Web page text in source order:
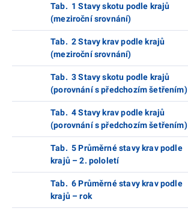
Tab. 1 Stavy skotu podle krajů
(meziroční srovnání)
Tab. 2 Stavy krav podle krajů
(meziroční srovnání)
Tab. 3 Stavy skotu podle krajů
(porovnání s předchozím šetřením)
Tab. 4 Stavy krav podle krajů
(porovnání s předchozím šetřením)
Tab. 5 Průměrné stavy krav podle
krajů – 2. pololetí
Tab. 6 Průměrné stavy krav podle
krajů – rok